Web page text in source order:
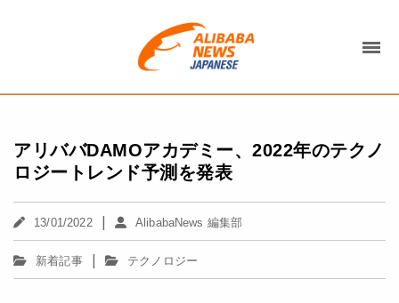
アリババDAMOアカデミー、2022年のテクノ
ロジートレンド予測を発表
13/01/2022 | AlibabaNews 編集部
新着記事 | テクノロジー